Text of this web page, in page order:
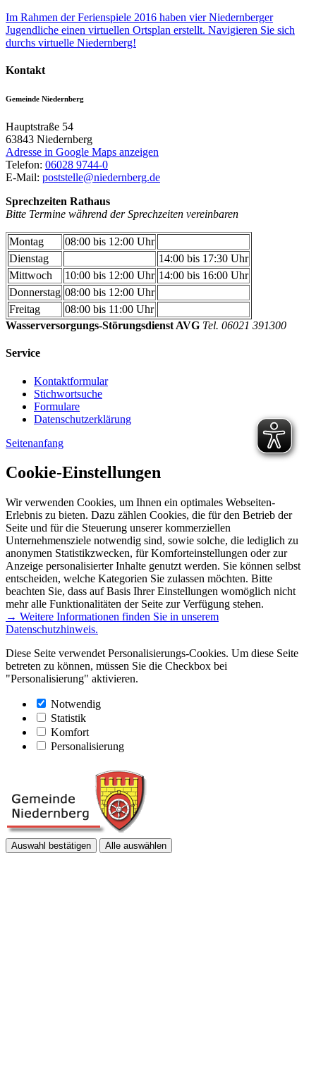
Im Rahmen der Ferienspiele 2016 haben vier Niedernberger
Jugendliche einen virtuellen Ortsplan erstellt. Navigieren Sie sich
durchs virtuelle Niedernberg!
Kontakt
Gemeinde Niedernberg
Hauptstraße 54
63843 Niedernberg
Adresse in Google Maps anzeigen
Telefon: 06028 9744-0
E-Mail: poststelle@niedernberg.de
Sprechzeiten Rathaus
Bitte Termine während der Sprechzeiten vereinbaren
Montag
08:00 bis 12:00 Uhr
Dienstag
14:00 bis 17:30 Uhr
Mittwoch
10:00 bis 12:00 Uhr 14:00 bis 16:00 Uhr
Donnerstag 08:00 bis 12:00 Uhr
Freitag
08:00 bis 11:00 Uhr
Wasserversorgungs-Störungsdienst AVG Tel. 06021 391300
Service
Kontaktformular
Stichwortsuche
Formulare
Datenschutzerklärung
Seitenanfang
Cookie-Einstellungen
Wir verwenden Cookies, um Ihnen ein optimales Webseiten-
Erlebnis zu bieten. Dazu zählen Cookies, die für den Betrieb der
Seite und für die Steuerung unserer kommerziellen
Unternehmensziele notwendig sind, sowie solche, die lediglich zu
anonymen Statistikzwecken, für Komforteinstellungen oder zur
Anzeige personalisierter Inhalte genutzt werden. Sie können selbst
entscheiden, welche Kategorien Sie zulassen möchten. Bitte
beachten Sie, dass auf Basis Ihrer Einstellungen womöglich nicht
mehr alle Funktionalitäten der Seite zur Verfügung stehen.
→ Weitere Informationen finden Sie in unserem
Datenschutzhinweis.
Diese Seite verwendet Personalisierungs-Cookies. Um diese Seite
betreten zu können, müssen Sie die Checkbox bei
"Personalisierung" aktivieren.
Notwendig
Statistik
Komfort
Personalisierung
Auswahl bestätigen Alle auswählen